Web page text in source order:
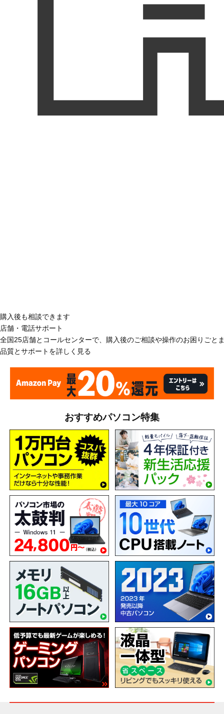
購入後も相談できます
店舗・電話サポート
全国25店舗とコールセンターで、購入後のご相談や操作のお困りごと
品質とサポートを詳しく見る
おすすめパソコン特集